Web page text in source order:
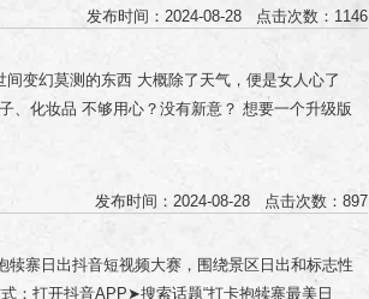
旁若无人的高声打电话等一系列行为，不仅令人反
不能随心所欲 若丢了文明素养 就成了文明
发布时间：2024-08-28 点击次数：1146
变幻莫测的东西 大概除了天气，便是女人心了
、化妆品 不够用心？没有新意？ 想要一个升级版
月4日 情侣同行，一人免单。 （景区门票买一送
日狂欢夜 越夜越美丽 8月4日晚 强势来袭 17:30—
现场、有趣的亲子专区 浪漫的星空露营、神秘
灯光盛宴 一种无上的视觉享受 一程璀璨超时空
变、创意十足 每一帧都是美景... 啤酒烧烤、音
发布时间：2024-08-28 点击次数：897
寨日出抖音短视频大赛，围绕景区日出和标志性
：打开抖音APP➤搜索话题“打卡抱犊寨最美日